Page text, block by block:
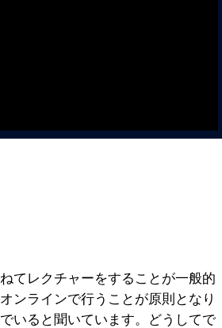
てレクチャーをすることが一般的
ンラインで行うことが原則となり
いると聞いています。どうしてで